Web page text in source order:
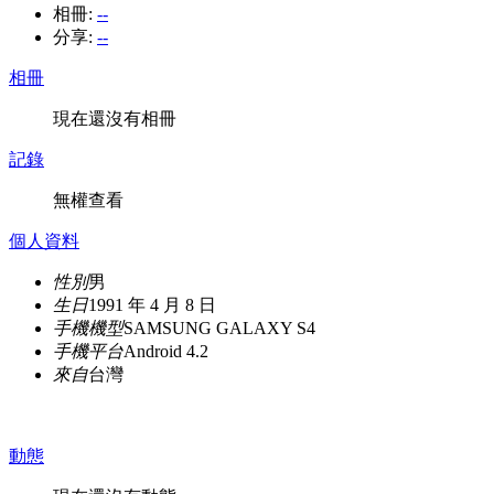
相冊: --
分享: --
相冊
現在還沒有相冊
記錄
無權查看
個人資料
性別男
生日1991 年 4 月 8 日
手機機型SAMSUNG GALAXY S4
手機平台Android 4.2
來自台灣
動態